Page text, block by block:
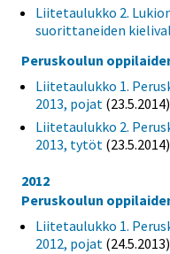
Liitetaulukko 2.
suorittaneiden
Peruskoulun
Liitetaulukko 1.
2013, pojat (23.5.2014)
Liitetaulukko 2.
2013, tytöt (23.5.2014)
2012
Peruskoulun
Liitetaulukko 1.
2012, pojat (24.5.2013)